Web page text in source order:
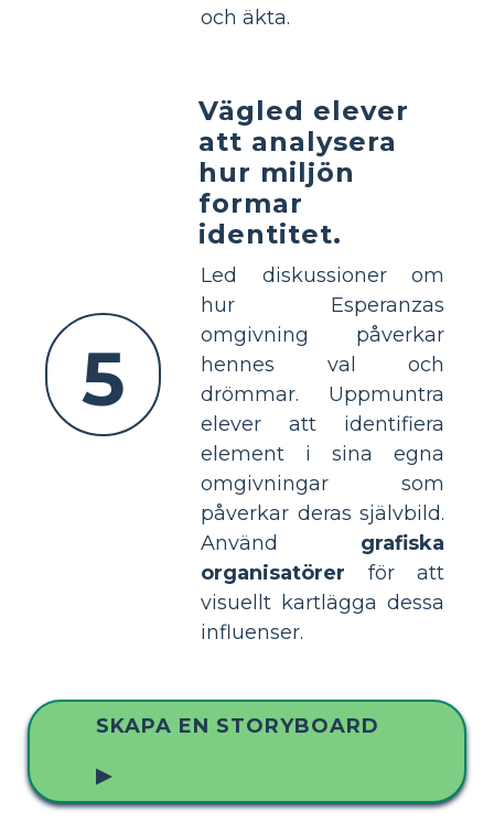
och äkta.
5
Vägled elever
att analysera
hur miljön
formar
identitet.
Led diskussioner om
hur Esperanzas
omgivning påverkar
hennes val och
drömmar. Uppmuntra
elever att identifiera
element i sina egna
omgivningar som
påverkar deras självbild.
Använd grafiska
organisatörer för att
visuellt kartlägga dessa
influenser.
SKAPA EN STORYBOARD
▶